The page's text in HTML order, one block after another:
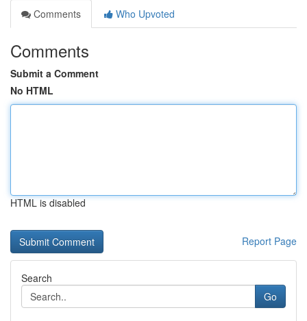
Comments
Who Upvoted
Comments
Submit a Comment
No HTML
HTML is disabled
Report Page
Search
Go